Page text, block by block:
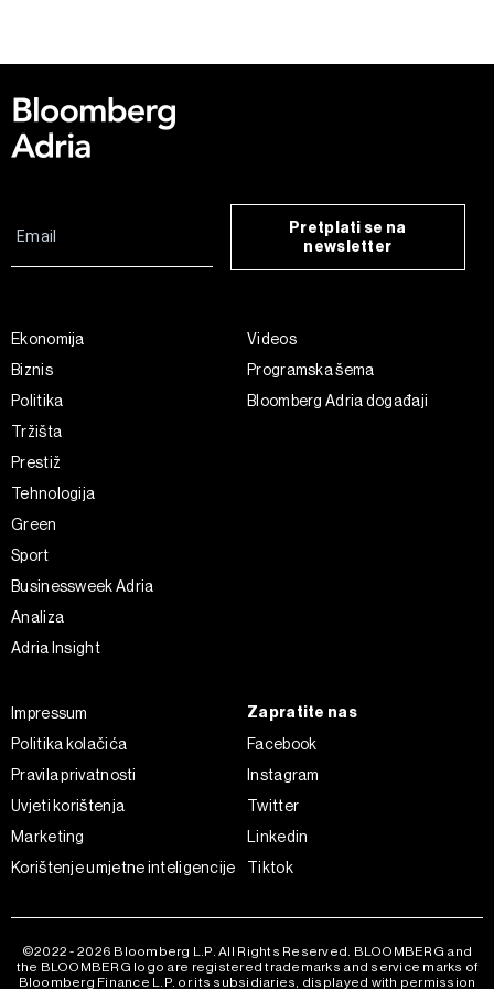
Pretplati se na
newsletter
Ekonomija
Biznis
Politika
Tržišta
Prestiž
Tehnologija
Green
Sport
Businessweek Adria
Analiza
Adria Insight
Videos
Programska šema
Bloomberg Adria događaji
Impressum
Politika kolačića
Pravila privatnosti
Uvjeti korištenja
Marketing
Korištenje umjetne inteligencije
Zapratite nas
Facebook
Instagram
Twitter
Linkedin
Tiktok
©2022 - 2026 Bloomberg L.P. All Rights Reserved. BLOOMBERG and
the BLOOMBERG logo are registered trademarks and service marks of
Bloomberg Finance L.P. or its subsidiaries, displayed with permission